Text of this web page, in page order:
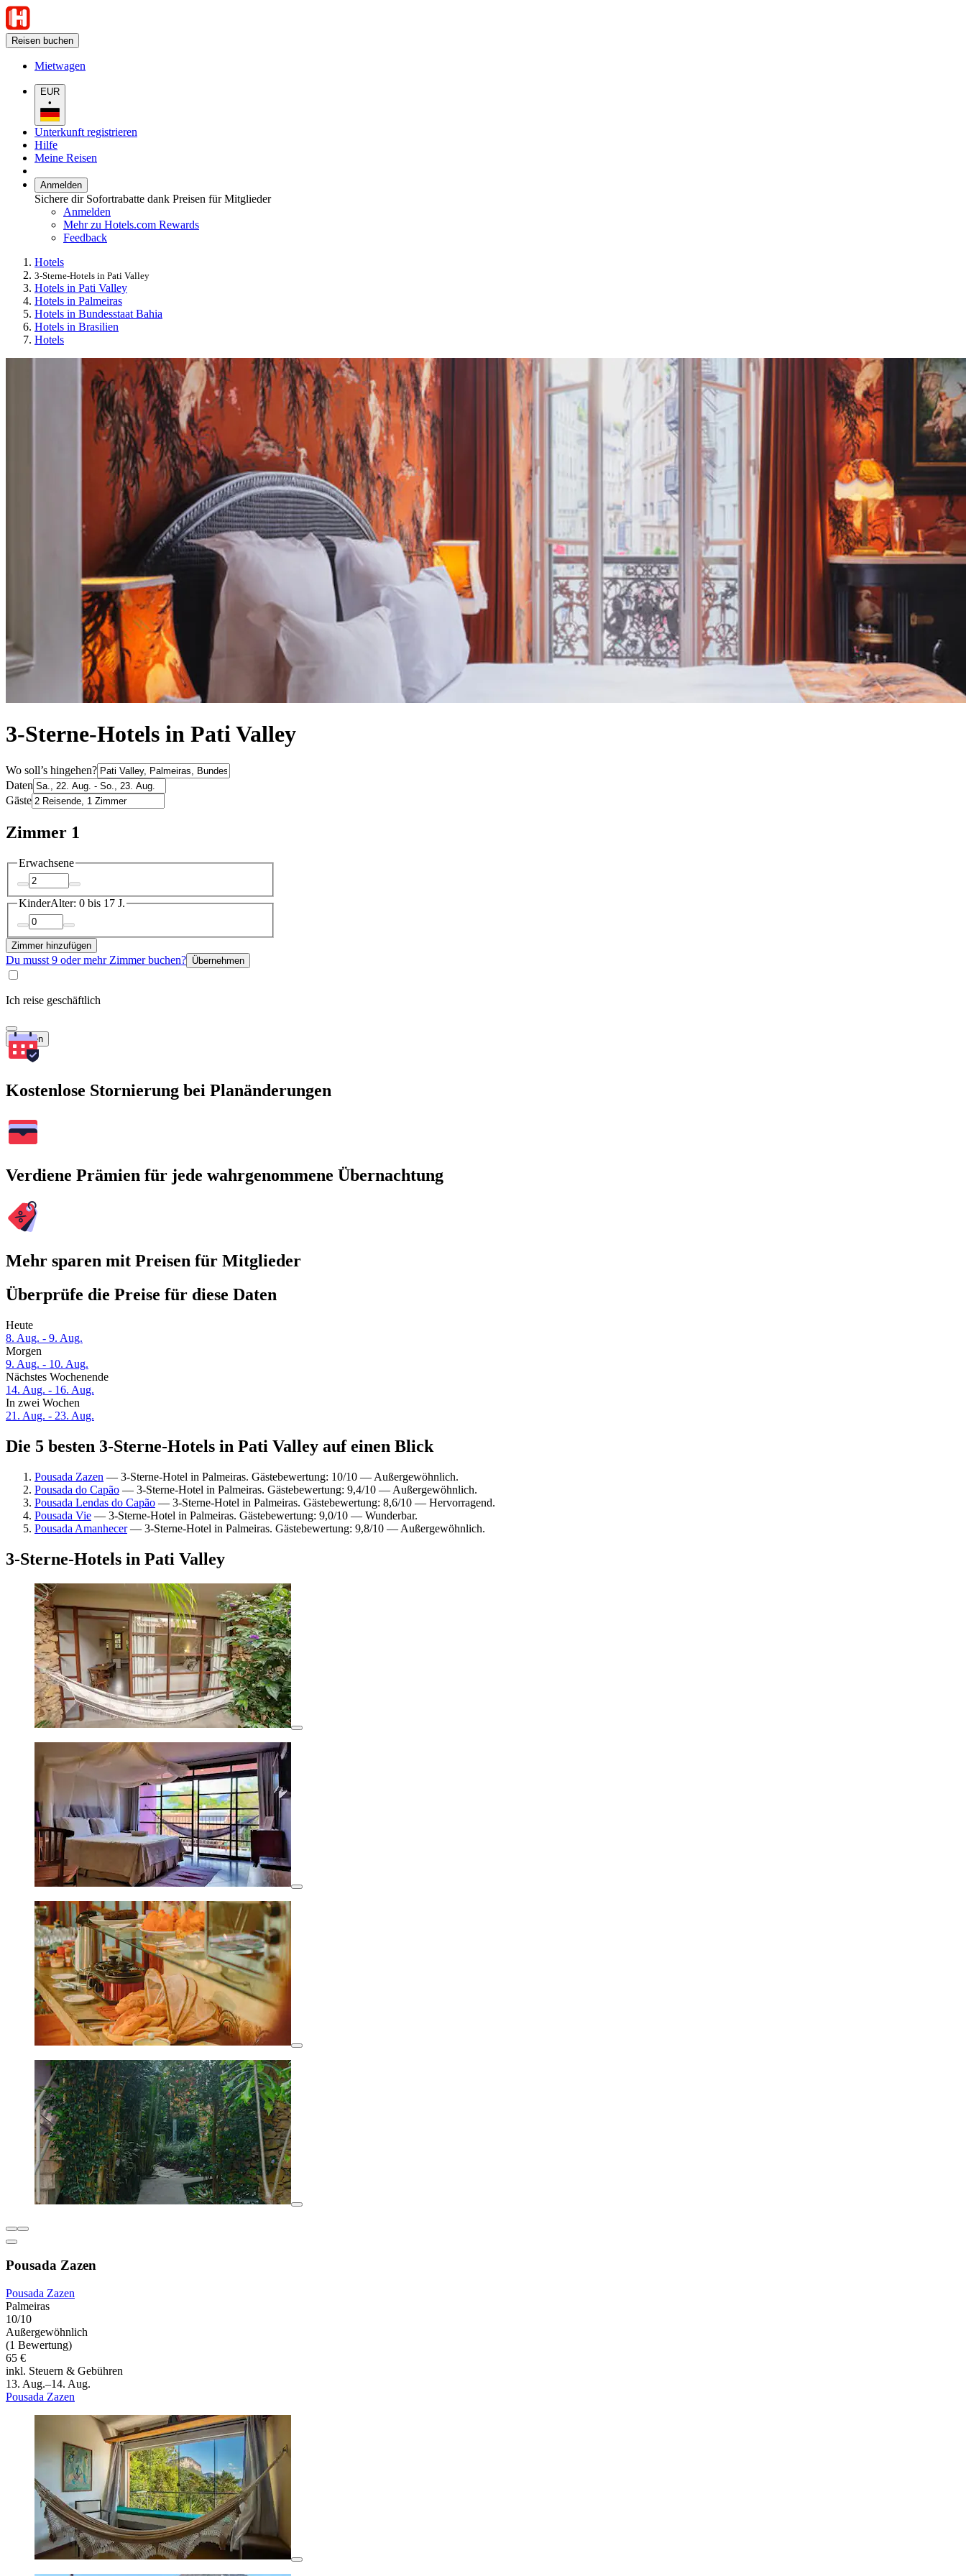
Reisen buchen
Mietwagen
EUR
•
Unterkunft registrieren
Hilfe
Meine Reisen
Anmelden
Sichere dir Sofortrabatte dank Preisen für Mitglieder
Anmelden
Mehr zu Hotels.com Rewards
Feedback
Hotels
3-Sterne-Hotels in Pati Valley
Hotels in Pati Valley
Hotels in Palmeiras
Hotels in Bundesstaat Bahia
Hotels in Brasilien
Hotels
3-Sterne-Hotels in Pati Valley
Wo soll’s hingehen?
Daten
Gäste
Zimmer 1
Erwachsene
KinderAlter: 0 bis 17 J.
Zimmer hinzufügen
Du musst 9 oder mehr Zimmer buchen? Übernehmen
Ich reise geschäftlich
Suchen
Kostenlose Stornierung bei Planänderungen
Verdiene Prämien für jede wahrgenommene Übernachtung
Mehr sparen mit Preisen für Mitglieder
Überprüfe die Preise für diese Daten
Heute
8. Aug. - 9. Aug.
Morgen
9. Aug. - 10. Aug.
Nächstes Wochenende
14. Aug. - 16. Aug.
In zwei Wochen
21. Aug. - 23. Aug.
Die 5 besten 3-Sterne-Hotels in Pati Valley auf einen Blick
Pousada Zazen — 3-Sterne-Hotel in Palmeiras. Gästebewertung: 10/10 — Außergewöhnlich.
Pousada do Capão — 3-Sterne-Hotel in Palmeiras. Gästebewertung: 9,4/10 — Außergewöhnlich.
Pousada Lendas do Capão — 3-Sterne-Hotel in Palmeiras. Gästebewertung: 8,6/10 — Hervorragend.
Pousada Vie — 3-Sterne-Hotel in Palmeiras. Gästebewertung: 9,0/10 — Wunderbar.
Pousada Amanhecer— 3-Sterne-Hotel in Palmeiras. Gästebewertung: 9,8/10 — Außergewöhnlich.
3-Sterne-Hotels in Pati Valley
Pousada Zazen
Pousada Zazen
Palmeiras
10/10
Außergewöhnlich
(1 Bewertung)
65 €
inkl. Steuern & Gebühren
13. Aug.–14. Aug.
Pousada Zazen